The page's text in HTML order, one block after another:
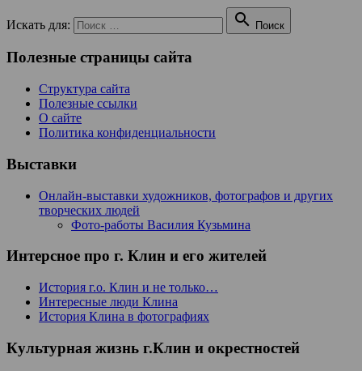
Искать для:  Поиск
Полезные страницы сайта
Структура сайта
Полезные ссылки
О сайте
Политика конфиденциальности
Выставки
Онлайн-выставки художников, фотографов и других
творческих людей
Фото-работы Василия Кузьмина
Интерсное про г. Клин и его жителей
История г.о. Клин и не только…
Интересные люди Клина
История Клина в фотографиях
Культурная жизнь г.Клин и окрестностей